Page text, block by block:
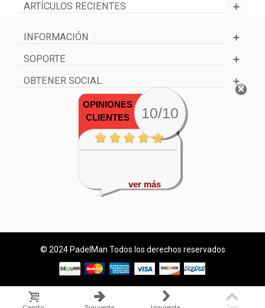
ARTÍCULOS RECIENTES
INFORMACIÓN
SOPORTE
OBTENER SOCIAL
OPINIONES
CLIENTES
10/10
ver más
© 2024 PadelMan Todos los derechos reservados